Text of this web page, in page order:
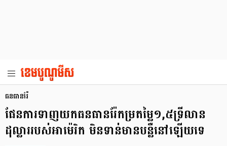
ធនធានរ៉ែ
ផែនការទាញយកធនធានរ៉ែកម្រតម្លៃ១,៥ទ្រីលាន
ដុល្លាររបស់អាម៉េរិក មិនទាន់មានបន្លឺនៅឡើយទេ